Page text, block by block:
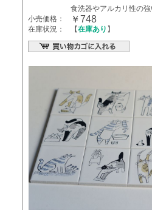
食洗器やアルカリ性の
小売価格：
￥748
在庫状況： 【在庫あり 】